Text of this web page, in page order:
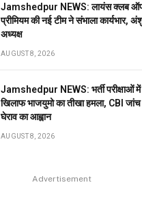
Jamshedpur NEWS: लायंस क्लब
प्रीमियम की नई टीम ने संभाला कार्यभार,
अध्यक्ष
AUGUST 8, 2026
Jamshedpur NEWS: भर्ती परीक्षाओं
खिलाफ भाजयुमो का तीखा हमला, CBI
घेराव का आह्वान
AUGUST 8, 2026
Advertisement